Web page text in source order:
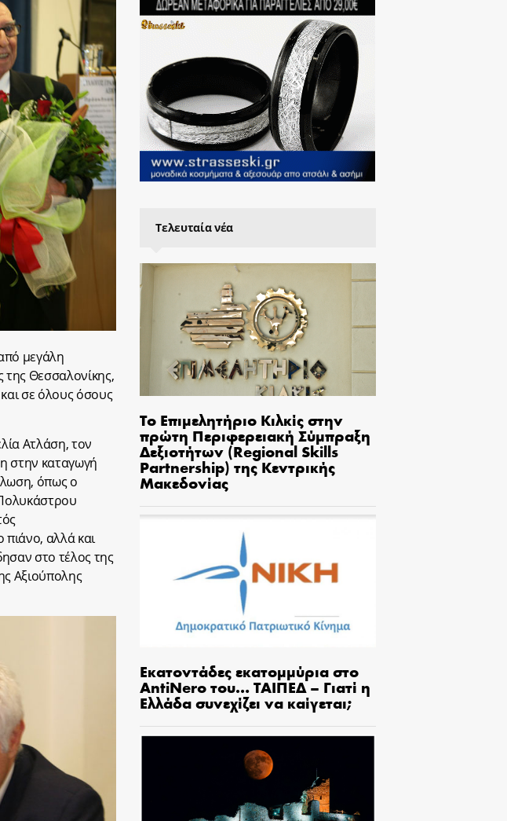
μεγάλη
Θεσσαλονίκης,
σε όλους όσους
Ατλάση, τον
στην καταγωγή
όπως ο
πιάνο, αλλά και
στο τέλος της
Αξιούπολης
Τελευταία νέα
Το Επιμελητήριο Κιλκίς στην
πρώτη Περιφερειακή Σύμπραξη
Δεξιοτήτων (Regional Skills
Partnership) της Κεντρικής
Μακεδονίας
Εκατοντάδες εκατομμύρια στο
AntiNero του… ΤΑΙΠΕΔ – Γιατί η
Ελλάδα συνεχίζει να καίγεται;